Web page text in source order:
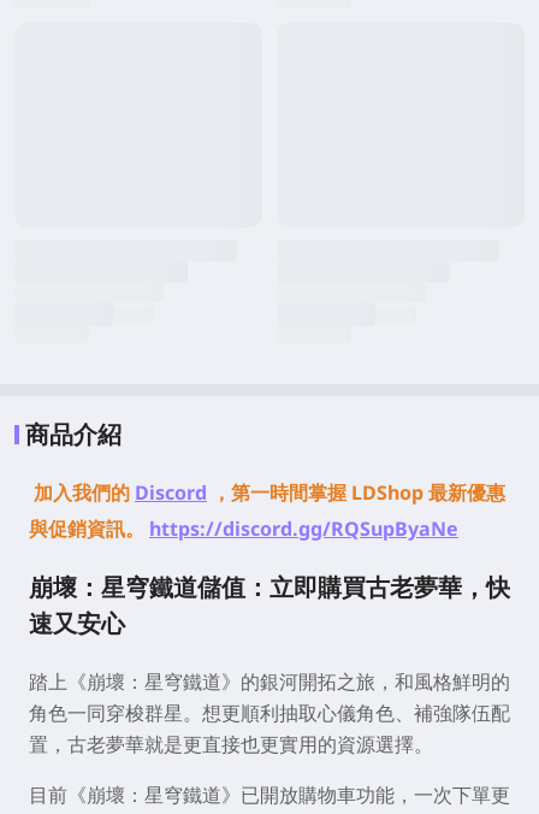
商品介紹
加入我們的 Discord ，第一時間掌握 LDShop 最新優惠
與促銷資訊。
https://discord.gg/RQSupByaNe
崩壞：星穹鐵道儲值：立即購買古老夢華，快
速又安心
踏上《崩壞：星穹鐵道》的銀河開拓之旅，和風格鮮明的
角色一同穿梭群星。想更順利抽取心儀角色、補強隊伍配
置，古老夢華就是更直接也更實用的資源選擇。
目前《崩壞：星穹鐵道》已開放購物車功能，一次下單更